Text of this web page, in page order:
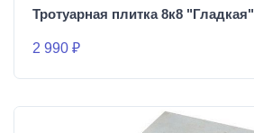
Тротуарная плитка 8к8 "Гладкая"
2 990 ₽